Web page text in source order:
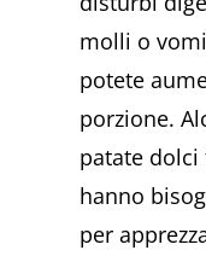
molli o
potete
porzione.
patate
hanno
per